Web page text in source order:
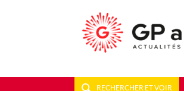
RECHERCHER ET VOIR